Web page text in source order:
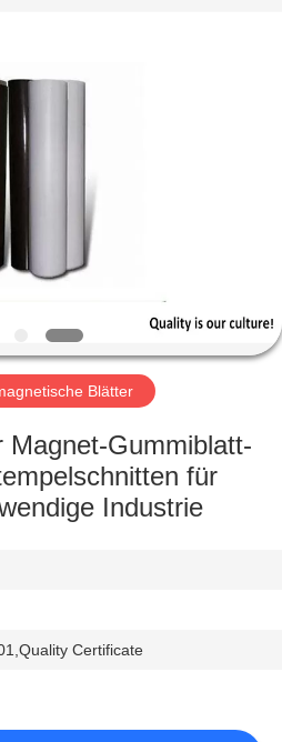
Blätter
Magnet-Gummiblatt-
für
Industrie
Certificate